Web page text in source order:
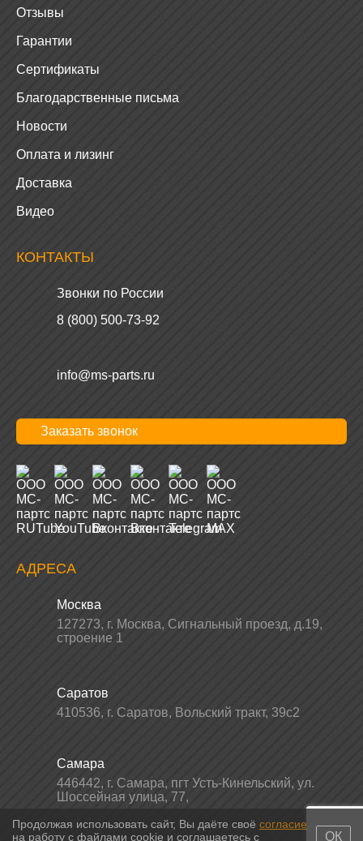
Отзывы
Гарантии
Сертификаты
Благодарственные письма
Новости
Оплата и лизинг
Доставка
Видео
КОНТАКТЫ
Звонки по России
8 (800) 500-73-92
info@ms-parts.ru
Заказать звонок
АДРЕСА
Москва
127273, г. Москва, Сигнальный проезд, д.19,
строение 1
Саратов
410536, г. Саратов, Вольский тракт, 39с2
Самара
446442, г. Самара, пгт Усть-Кинельский, ул.
Шоссейная улица, 77,
Продолжая использовать сайт, Вы даёте своё согласие
на работу с файлами cookie и соглашаетесь с
ОК